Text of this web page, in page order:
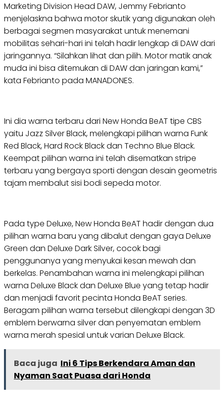
Marketing Division Head DAW, Jemmy Febrianto
menjelaskna bahwa motor skutik yang digunakan oleh
berbagai segmen masyarakat untuk menemani
mobilitas sehari-hari ini telah hadir lengkap di DAW dari
jaringannya. “Silahkan lihat dan pilih. Motor matik anak
muda ini bisa ditemukan di DAW dan jaringan kami,”
kata Febrianto pada MANADONES.
Ini dia warna terbaru dari New Honda BeAT tipe CBS
yaitu Jazz Silver Black, melengkapi pilihan warna Funk
Red Black, Hard Rock Black dan Techno Blue Black.
Keempat pilihan warna ini telah disematkan stripe
terbaru yang bergaya sporti dengan desain geometris
tajam membalut sisi bodi sepeda motor.
Pada type Deluxe, New Honda BeAT hadir dengan dua
pilihan warna baru yang dibalut dengan gaya Deluxe
Green dan Deluxe Dark Silver, cocok bagi
penggunanya yang menyukai kesan mewah dan
berkelas. Penambahan warna ini melengkapi pilihan
warna Deluxe Black dan Deluxe Blue yang tetap hadir
dan menjadi favorit pecinta Honda BeAT series.
Beragam pilihan warna tersebut dilengkapi dengan 3D
emblem berwarna silver dan penyematan emblem
warna merah spesial untuk varian Deluxe Black.
Baca juga Ini 6 Tips Berkendara Aman dan
Nyaman Saat Puasa dari Honda